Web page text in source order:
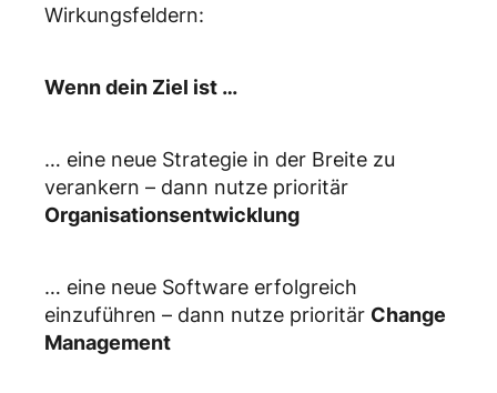
Wirkungsfeldern:
Wenn dein Ziel ist …
… eine neue Strategie in der Breite zu
verankern – dann nutze prioritär
Organisationsentwicklung
… eine neue Software erfolgreich
einzuführen – dann nutze prioritär Change
Management